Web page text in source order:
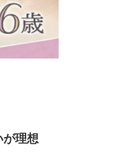
が理想